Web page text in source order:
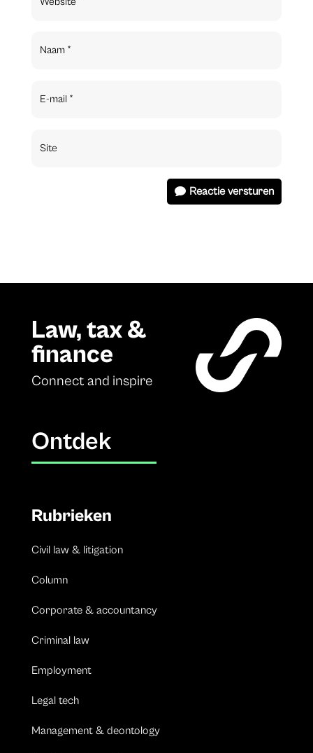
Reactie versturen
Law, tax &
finance
Connect and inspire
Ontdek
Rubrieken
Civil law & litigation
Column
Corporate & accountancy
Criminal law
Employment
Legal tech
Management & deontology